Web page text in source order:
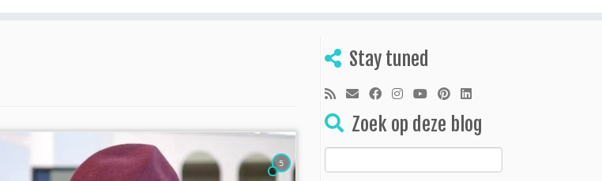
5
Stay tuned
Zoek op deze blog
Zoeken
naar: